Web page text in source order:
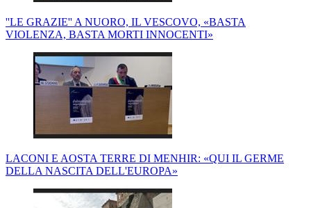
''LE GRAZIE'' A NUORO, IL VESCOVO, «BASTA
VIOLENZA, BASTA MORTI INNOCENTI»
LACONI E AOSTA TERRE DI MENHIR: «QUI IL GERME
DELLA NASCITA DELL'EUROPA»